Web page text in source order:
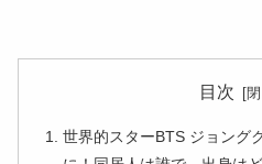
目次
世界的スターBTS ジョング